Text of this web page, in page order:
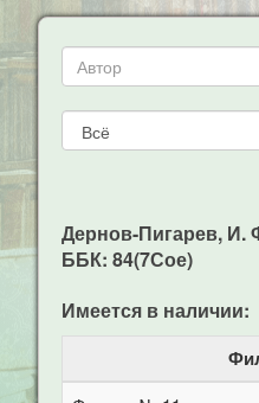
Дернов-Пигарев, И.
ББК: 84(7Сое)
Имеется в наличии: